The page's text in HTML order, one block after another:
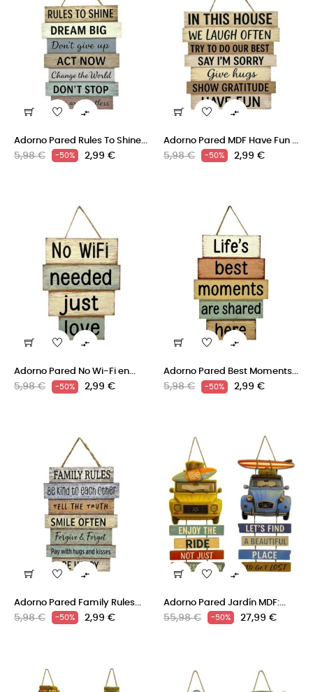

Adorno Pared Rules To Shine...
Precio
5,98 € -50% Precio
2,99 €

Adorno Pared MDF Have Fun ...
Precio
5,98 € -50% Precio
2,99 €

Adorno Pared No Wi-Fi en...
Precio
5,98 € -50% Precio
2,99 €

Adorno Pared Best Moments...
Precio
5,98 € -50% Precio
2,99 €

Adorno Pared Family Rules...
Precio
5,98 € -50% Precio
2,99 €

Adorno Pared Jardín MDF:...
Precio
55,98 € -50% Precio
27,99 €